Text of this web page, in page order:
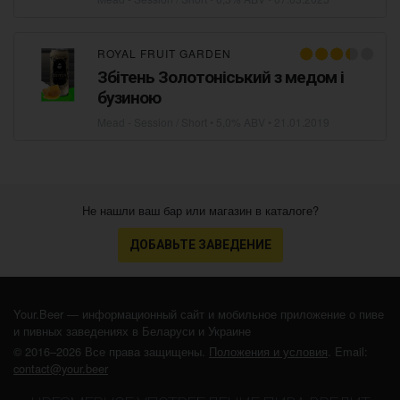
ROYAL FRUIT GARDEN
Збітень Золотоніський з медом і
бузиною
Не нашли ваш бар или магазин в каталоге?
ДОБАВЬТЕ ЗАВЕДЕНИЕ
Your.Beer — информационный сайт и мобильное приложение о пиве
и пивных заведениях в Беларуси и Украине
© 2016–2026 Все права защищены. Положения и условия. Email:
contact@your.beer